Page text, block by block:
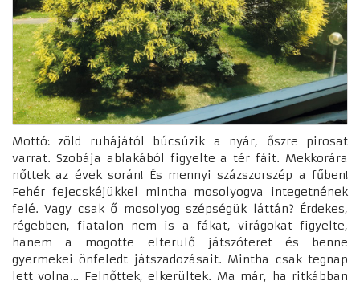
Mottó: zöld ruhájától búcsúzik a nyár, őszre pirosat
varrat. Szobája ablakából figyelte a tér fáit. Mekkorára
nőttek az évek során! És mennyi százszorszép a fűben!
Fehér fejecskéjükkel mintha mosolyogva integetnének
felé. Vagy csak ő mosolyog szépségük láttán? Érdekes,
régebben, fiatalon nem is a fákat, virágokat figyelte,
hanem a mögötte elterülő játszóteret és benne
gyermekei önfeledt játszadozásait. Mintha csak tegnap
lett volna… Felnőttek, elkerültek. Ma már, ha ritkábban